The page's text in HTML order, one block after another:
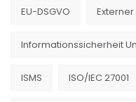
EU-DSGVO
Informationssicherheit
ISMS ISO/IEC 27001